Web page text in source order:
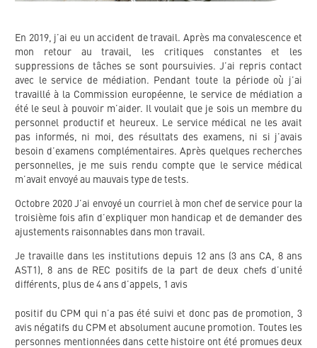
En 2019, j’ai eu un accident de travail. Après ma convalescence et
mon retour au travail, les critiques constantes et les
suppressions de tâches se sont poursuivies. J’ai repris contact
avec le service de médiation. Pendant toute la période où j’ai
travaillé à la Commission européenne, le service de médiation a
été le seul à pouvoir m’aider. Il voulait que je sois un membre du
personnel productif et heureux. Le service médical ne les avait
pas informés, ni moi, des résultats des examens, ni si j’avais
besoin d’examens complémentaires. Après quelques recherches
personnelles, je me suis rendu compte que le service médical
m’avait envoyé au mauvais type de tests.
Octobre 2020 J’ai envoyé un courriel à mon chef de service pour la
troisième fois afin d’expliquer mon handicap et de demander des
ajustements raisonnables dans mon travail.
Je travaille dans les institutions depuis 12 ans (3 ans CA, 8 ans
AST1), 8 ans de REC positifs de la part de deux chefs d’unité
différents, plus de 4 ans d’appels, 1 avis
positif du CPM qui n’a pas été suivi et donc pas de promotion, 3
avis négatifs du CPM et absolument aucune promotion. Toutes les
personnes mentionnées dans cette histoire ont été promues deux